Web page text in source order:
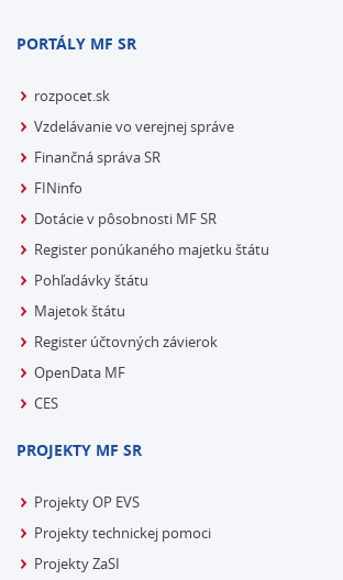
PORTÁLY MF SR
rozpocet.sk
Vzdelávanie vo verejnej správe
Finančná správa SR
FINinfo
Dotácie v pôsobnosti MF SR
Register ponúkaného majetku štátu
Pohľadávky štátu
Majetok štátu
Register účtovných závierok
OpenData MF
CES
PROJEKTY MF SR
Projekty OP EVS
Projekty technickej pomoci
Projekty ZaSI